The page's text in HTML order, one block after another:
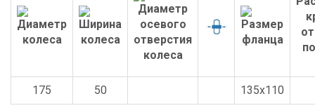
175 50 135x110